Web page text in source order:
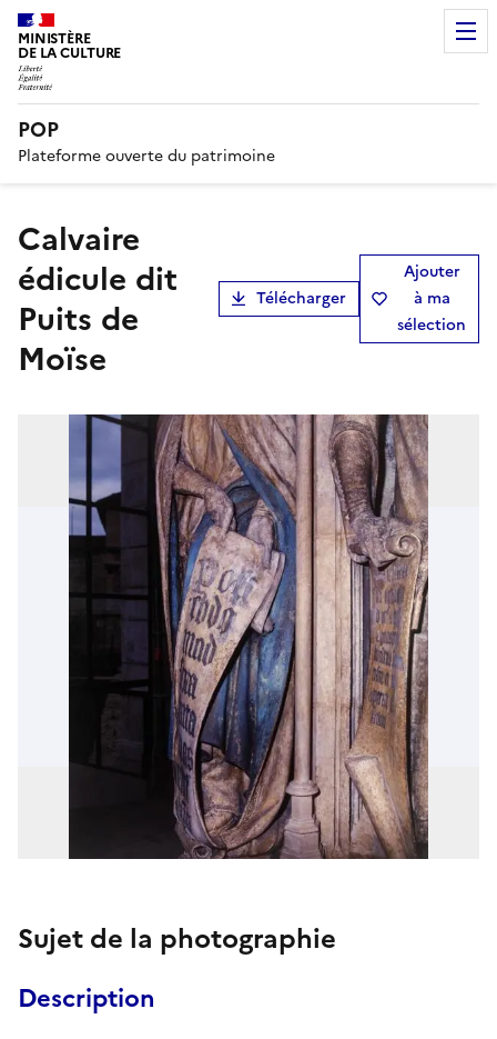
MINISTÈRE
DE LA CULTURE
POP
Plateforme ouverte du patrimoine
calvaire
édicule dit
Puits de
Moïse
Télécharger
Ajouter
à ma
sélection
Sujet de la photographie
Description